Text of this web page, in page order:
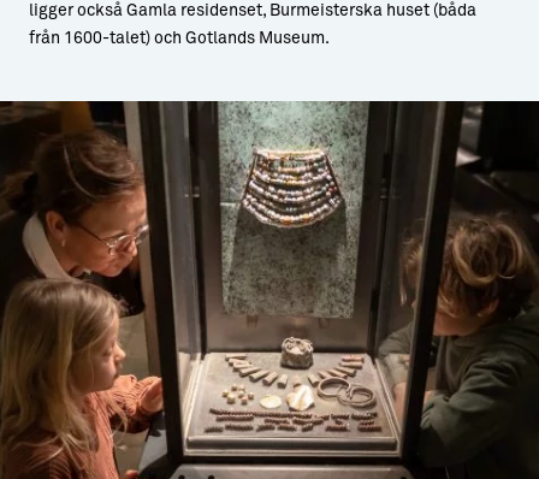
ligger också Gamla residenset, Burmeisterska huset (båda
från 1600-talet) och Gotlands Museum.